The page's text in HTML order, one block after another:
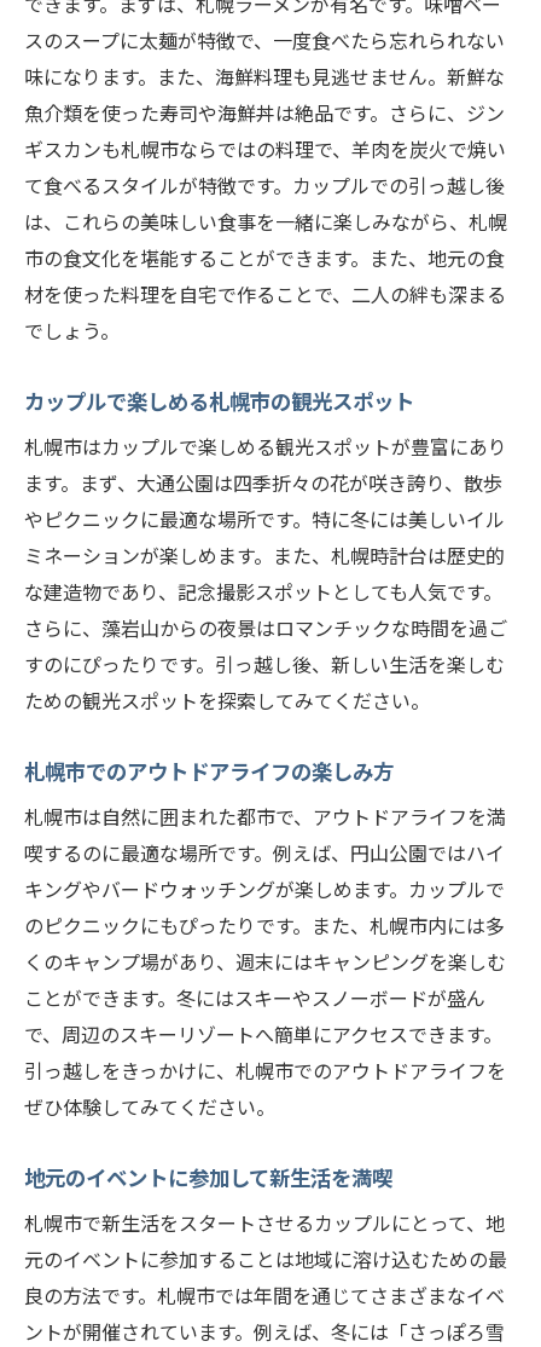
スのスープに太麺が特徴で、一度食べたら忘れられない
味になります。また、海鮮料理も見逃せません。新鮮な
魚介類を使った寿司や海鮮丼は絶品です。さらに、ジン
ギスカンも札幌市ならではの料理で、羊肉を炭火で焼い
て食べるスタイルが特徴です。カップルでの引っ越し後
は、これらの美味しい食事を一緒に楽しみながら、札幌
市の食文化を堪能することができます。また、地元の食
材を使った料理を自宅で作ることで、二人の絆も深まる
でしょう。
カップルで楽しめる札幌市の観光スポット
札幌市はカップルで楽しめる観光スポットが豊富にあり
ます。まず、大通公園は四季折々の花が咲き誇り、散歩
やピクニックに最適な場所です。特に冬には美しいイル
ミネーションが楽しめます。また、札幌時計台は歴史的
な建造物であり、記念撮影スポットとしても人気です。
さらに、藻岩山からの夜景はロマンチックな時間を過ご
すのにぴったりです。引っ越し後、新しい生活を楽しむ
ための観光スポットを探索してみてください。
札幌市でのアウトドアライフの楽しみ方
札幌市は自然に囲まれた都市で、アウトドアライフを満
喫するのに最適な場所です。例えば、円山公園ではハイ
キングやバードウォッチングが楽しめます。カップルで
のピクニックにもぴったりです。また、札幌市内には多
くのキャンプ場があり、週末にはキャンピングを楽しむ
ことができます。冬にはスキーやスノーボードが盛ん
で、周辺のスキーリゾートへ簡単にアクセスできます。
引っ越しをきっかけに、札幌市でのアウトドアライフを
ぜひ体験してみてください。
地元のイベントに参加して新生活を満喫
札幌市で新生活をスタートさせるカップルにとって、地
元のイベントに参加することは地域に溶け込むための最
良の方法です。札幌市では年間を通じてさまざまなイベ
ントが開催されています。例えば、冬には「さっぽろ雪